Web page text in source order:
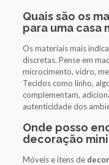
Quais são os
para uma casa
Os materiais mais
discretas. Pense em
microcimento, vidro,
Tecidos como linho,
complementam,
autenticidade dos
Onde posso
decoração
Móveis e itens de